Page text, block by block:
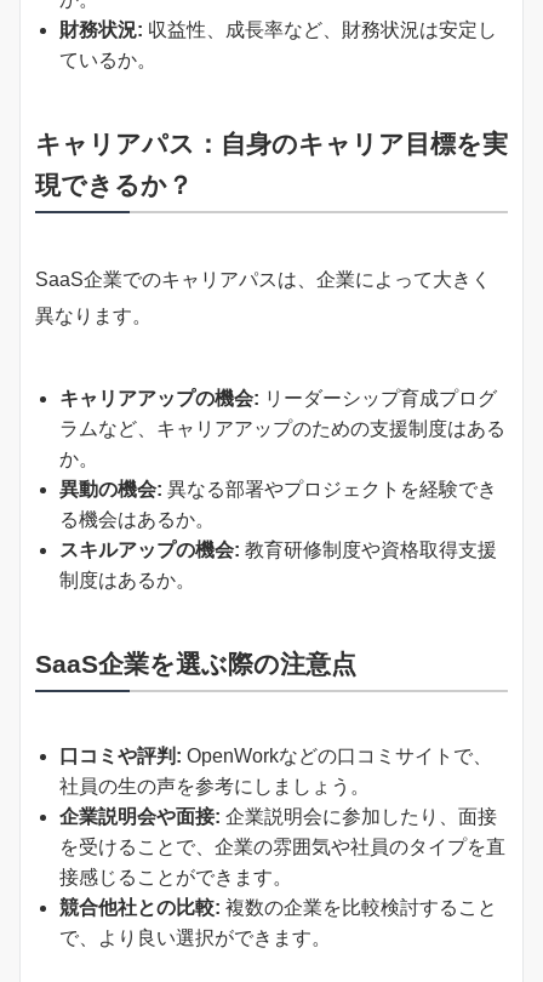
財務状況: 収益性、成長率など、財務状況は安定し
ているか。
キャリアパス：自身のキャリア目標を実
現できるか？
SaaS企業でのキャリアパスは、企業によって大きく
異なります。
キャリアアップの機会: リーダーシップ育成プログ
ラムなど、キャリアアップのための支援制度はある
か。
異動の機会: 異なる部署やプロジェクトを経験でき
る機会はあるか。
スキルアップの機会: 教育研修制度や資格取得支援
制度はあるか。
SaaS企業を選ぶ際の注意点
口コミや評判: OpenWorkなどの口コミサイトで、
社員の生の声を参考にしましょう。
企業説明会や面接: 企業説明会に参加したり、面接
を受けることで、企業の雰囲気や社員のタイプを直
接感じることができます。
競合他社との比較: 複数の企業を比較検討すること
で、より良い選択ができます。